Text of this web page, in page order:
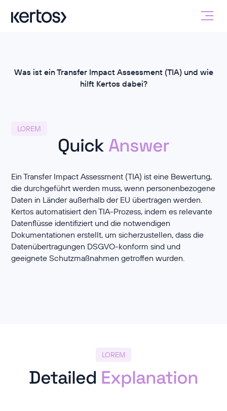
Was ist ein Transfer Impact Assessment (TIA) und wie
hilft Kertos dabei?
LOREM
Quick Answer
Ein Transfer Impact Assessment (TIA) ist eine Bewertung,
die durchgeführt werden muss, wenn personenbezogene
Daten in Länder außerhalb der EU übertragen werden.
Kertos automatisiert den TIA-Prozess, indem es relevante
Datenflüsse identifiziert und die notwendigen
Dokumentationen erstellt, um sicherzustellen, dass die
Datenübertragungen DSGVO-konform sind und
geeignete Schutzmaßnahmen getroffen wurden.
LOREM
Detailed Explanation